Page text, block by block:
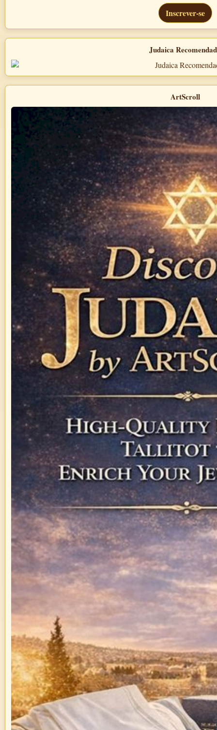
Inscrever-se
Judaica
ArtScroll